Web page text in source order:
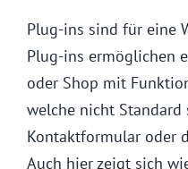
Plug-ins sind für eine
Plug-ins ermöglichen
oder Shop mit
welche nicht Standard
Kontaktformular oder
Auch hier zeigt sich